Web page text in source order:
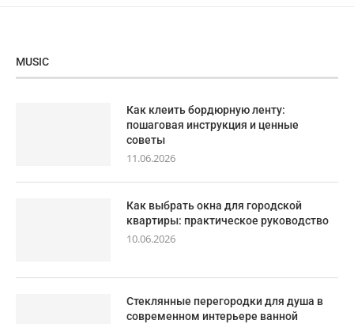
MUSIC
Как клеить бордюрную ленту:
пошаговая инструкция и ценные
советы
11.06.2026
Как выбрать окна для городской
квартиры: практическое руководство
10.06.2026
Стеклянные перегородки для душа в
современном интерьере ванной